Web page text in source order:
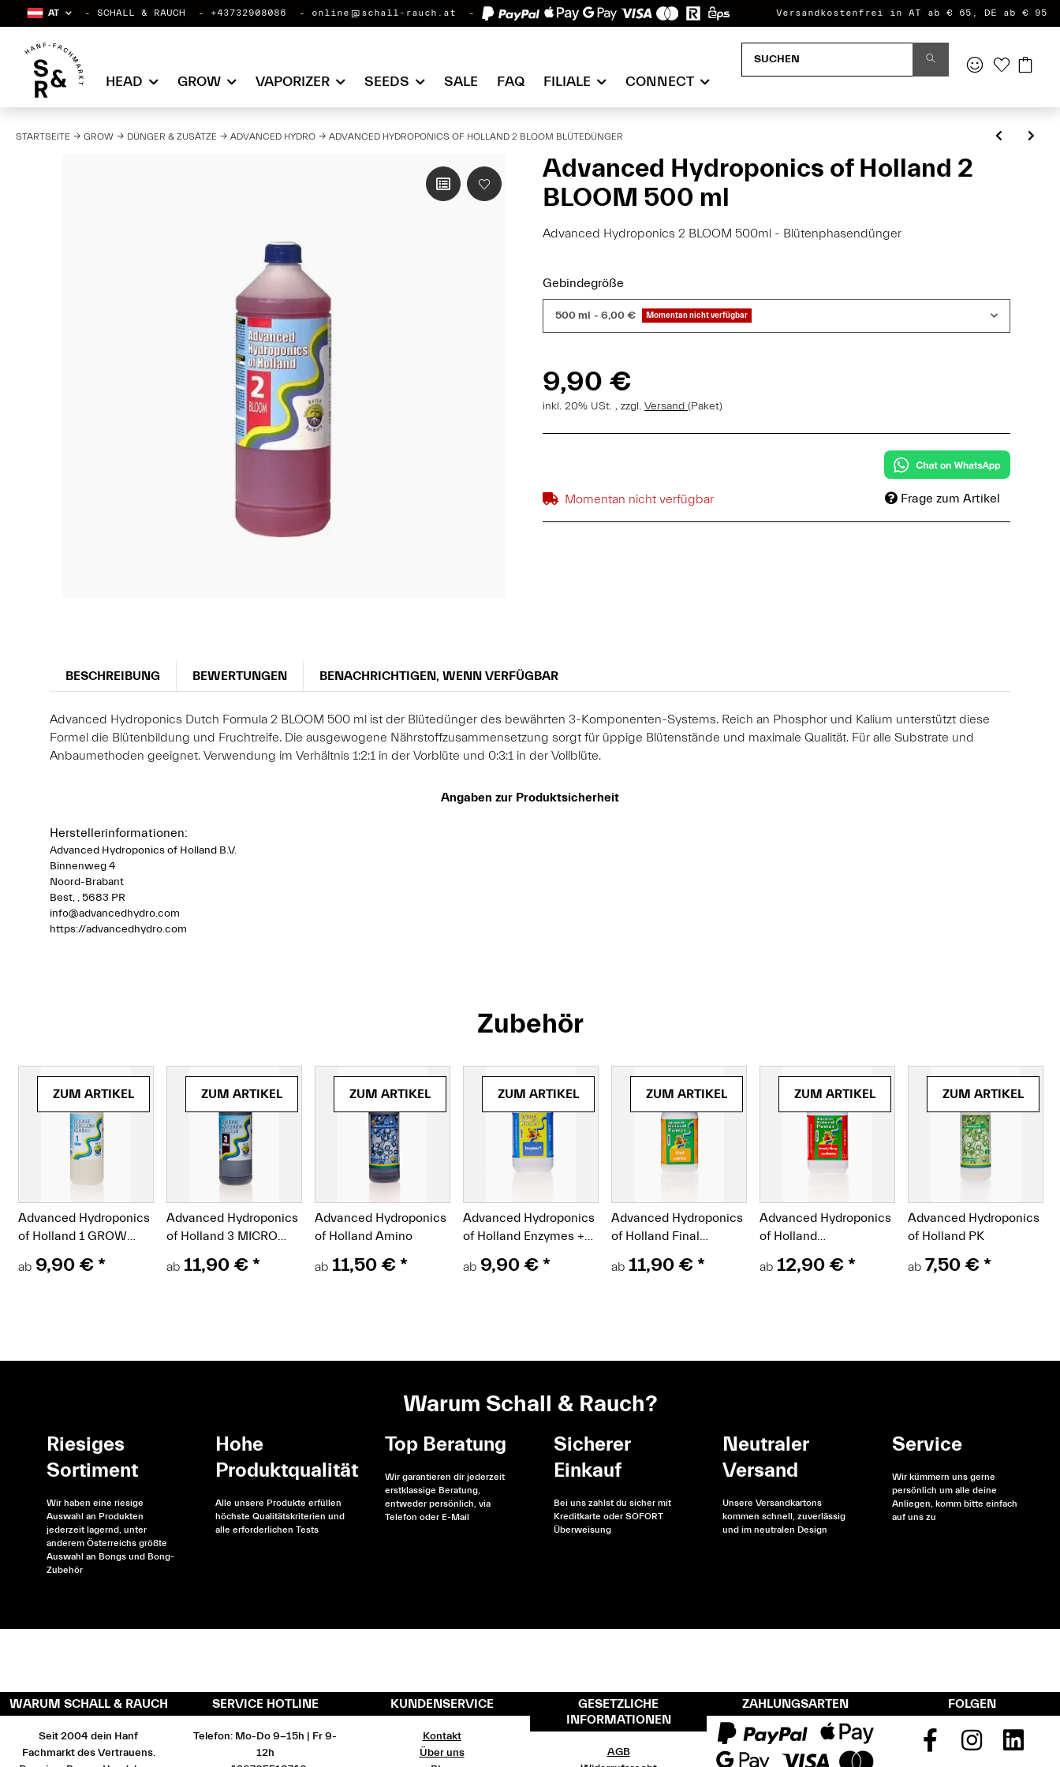
AT SCHALL & RAUCH +43732908086 online@schall-rauch.at Versandkostenfrei in AT ab € 65, DE ab € 95
HEAD GROW VAPORIZER SEEDS SALE FAQ FILIALE CONNECT
STARTSEITE GROW DÜNGER & ZUSÄTZE ADVANCED HYDRO ADVANCED HYDROPONICS OF HOLLAND 2 BLOOM BLÜTEDÜNGER
Advanced Hydroponics of Holland 2
BLOOM 500 ml
Advanced Hydroponics 2 BLOOM 500ml - Blütenphasendünger
Gebindegröße
500 ml - 6,00 € Momentan nicht verfügbar
9,90 €
inkl. 20% USt. , zzgl. Versand (Paket)
Momentan nicht verfügbar Frage zum Artikel
BESCHREIBUNG BEWERTUNGEN BENACHRICHTIGEN, WENN VERFÜGBAR
Advanced Hydroponics Dutch Formula 2 BLOOM 500 ml ist der Blütedünger des bewährten 3-Komponenten-Systems. Reich an Phosphor und Kalium unterstützt diese
Formel die Blütenbildung und Fruchtreife. Die ausgewogene Nährstoffzusammensetzung sorgt für üppige Blütenstände und maximale Qualität. Für alle Substrate und
Anbaumethoden geeignet. Verwendung im Verhältnis 1:2:1 in der Vorblüte und 0:3:1 in der Vollblüte.
Angaben zur Produktsicherheit
Herstellerinformationen:
Advanced Hydroponics of Holland B.V.
Binnenweg 4
Noord-Brabant
Best, , 5683 PR
info@advancedhydro.com
https://advancedhydro.com
Zubehör
(Paket)
ZUM ARTIKEL
Advanced Hydroponics
of Holland 1 GROW
ab 9,90 €*
(Paket)
ZUM ARTIKEL
Advanced Hydroponics
of Holland 3 MICRO
ab 11,90 €*
(Paket)
ZUM ARTIKEL
Advanced Hydroponics
of Holland Amino
ab 11,50 €*
(Paket)
ZUM ARTIKEL
Advanced Hydroponics
of Holland Enzymes +
ab 9,90 €*
(Paket)
ZUM ARTIKEL
Advanced Hydroponics
of Holland Final
ab 11,90 €*
(Paket)
ZUM ARTIKEL
Advanced Hydroponics
of Holland
Excellerator
ab 12,90 €*
(Paket)
ZUM ARTIKEL
Advanced Hydroponics
of Holland PK
ab 7,50 €*
Warum Schall & Rauch?
Riesiges
Sortiment
Wir haben eine riesige
Auswahl an Produkten
jederzeit lagernd, unter
anderem Österreichs größte
Auswahl an Bongs und Bong-
Zubehör
Hohe
Produktqualität
Alle unsere Produkte erfüllen
höchste Qualitätskriterien und
alle erforderlichen Tests
Top Beratung
Wir garantieren dir jederzeit
erstklassige Beratung,
entweder persönlich, via
Telefon oder E-Mail
Sicherer
Einkauf
Bei uns zahlst du sicher mit
Kreditkarte oder SOFORT
Überweisung
Neutraler
Versand
Unsere Versandkartons
kommen schnell, zuverlässig
und im neutralen Design
Service
Wir kümmern uns gerne
persönlich um alle deine
Anliegen, komm bitte einfach
auf uns zu
WARUM SCHALL & RAUCH
Seit 2004 dein Hanf
Fachmarkt des Vertrauens.
SERVICE HOTLINE
Telefon: Mo-Do 9-15h | Fr 9-
12h
KUNDENSERVICE
Kontakt
Über uns
GESETZLICHE
INFORMATIONEN
AGB
ZAHLUNGSARTEN FOLGEN